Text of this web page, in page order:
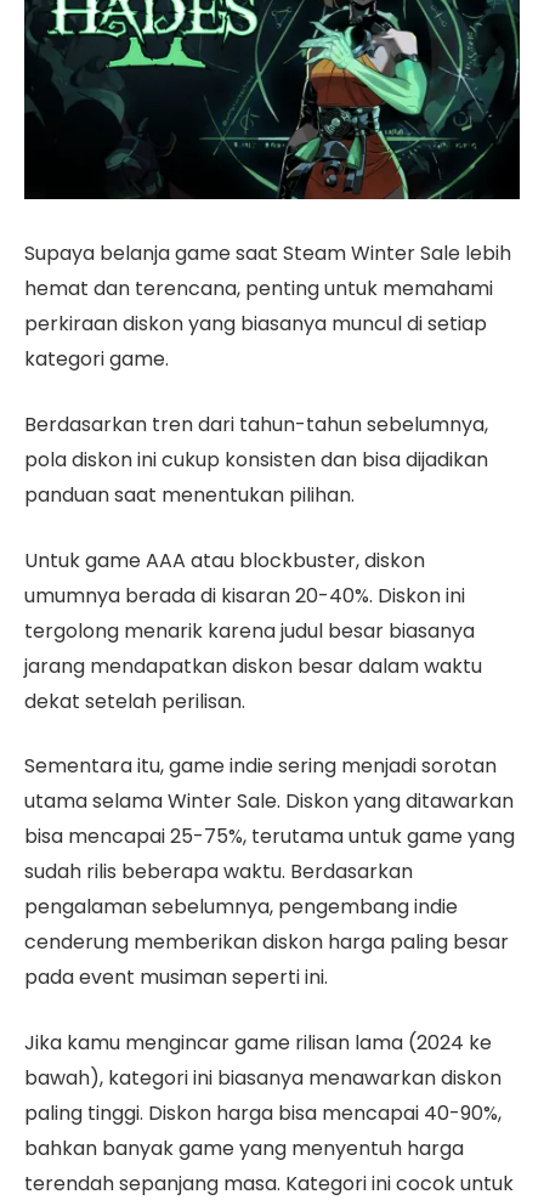
Supaya belanja game saat Steam Winter Sale lebih
hemat dan terencana, penting untuk memahami
perkiraan diskon yang biasanya muncul di setiap
kategori game.
Berdasarkan tren dari tahun-tahun sebelumnya,
pola diskon ini cukup konsisten dan bisa dijadikan
panduan saat menentukan pilihan.
Untuk game AAA atau blockbuster, diskon
umumnya berada di kisaran 20-40%. Diskon ini
tergolong menarik karena judul besar biasanya
jarang mendapatkan diskon besar dalam waktu
dekat setelah perilisan.
Sementara itu, game indie sering menjadi sorotan
utama selama Winter Sale. Diskon yang ditawarkan
bisa mencapai 25-75%, terutama untuk game yang
sudah rilis beberapa waktu. Berdasarkan
pengalaman sebelumnya, pengembang indie
cenderung memberikan diskon harga paling besar
pada event musiman seperti ini.
Jika kamu mengincar game rilisan lama (2024 ke
bawah), kategori ini biasanya menawarkan diskon
paling tinggi. Diskon harga bisa mencapai 40-90%,
bahkan banyak game yang menyentuh harga
terendah sepanjang masa. Kategori ini cocok untuk